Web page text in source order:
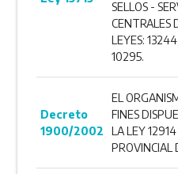
SELLOS -
CENTRALES
LEYES:
10295.
Decreto
1900/2002
EL
FINES
LA LEY 12914
PROVINCIAL